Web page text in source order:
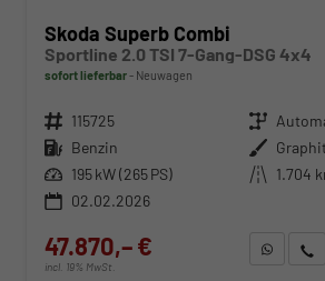
Skoda Superb Combi
Sportline 2.0 TSI 7-Gang-DSG 4x4
sofort lieferbar Neuwagen
Fahrzeugnr. 115725 Getriebe
Kraftstoff Benzin Außenfarbe
Leistung 195 kW (265 PS) Kilometerstand 1.704
02.02.2026
47.870,– €
incl. 19% MwSt.